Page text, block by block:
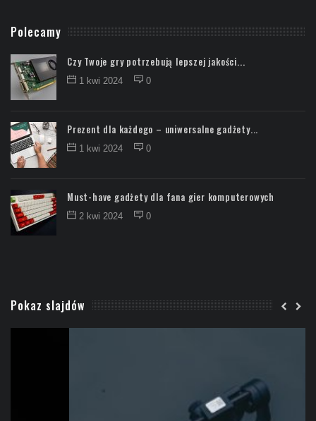
Polecamy
Czy Twoje gry potrzebują lepszej jakości...
1 kwi 2024 0
Prezent dla każdego – uniwersalne gadżety...
1 kwi 2024 0
Must-have gadżety dla fana gier komputerowych
2 kwi 2024 0
Pokaz slajdów